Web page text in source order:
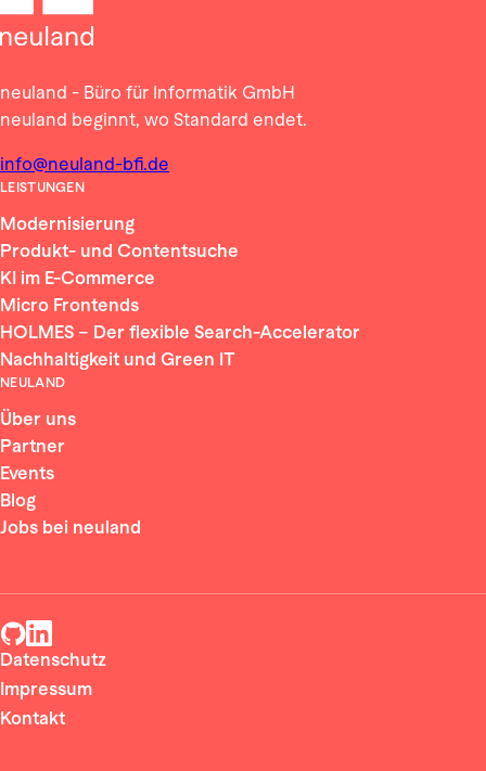
neuland - Büro für Informatik GmbH
neuland beginnt, wo Standard endet.
info@neuland-bfi.de
LEISTUNGEN
Modernisierung
Produkt- und Contentsuche
KI im E-Commerce
Micro Frontends
HOLMES – Der flexible Search-Accelerator
Nachhaltigkeit und Green IT
NEULAND
Über uns
Partner
Events
Blog
Jobs bei neuland
Datenschutz
Impressum
Kontakt